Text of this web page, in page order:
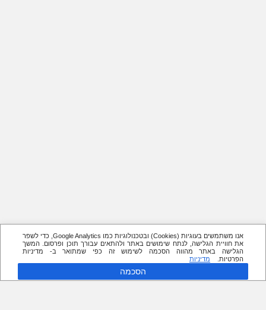
אנו משתמשים בעוגיות (Cookies) ובטכנולוגיות כמו Google Analytics, כדי לשפר
את חוויית הגלישה, לנתח שימושים באתר ולהתאים עבורך תוכן ופרסום. המשך
הגלישה באתר מהווה הסכמה לשימוש זה כפי שמתואר ב- מדיניות
הפרטיות.
מדיניות
הסכמה